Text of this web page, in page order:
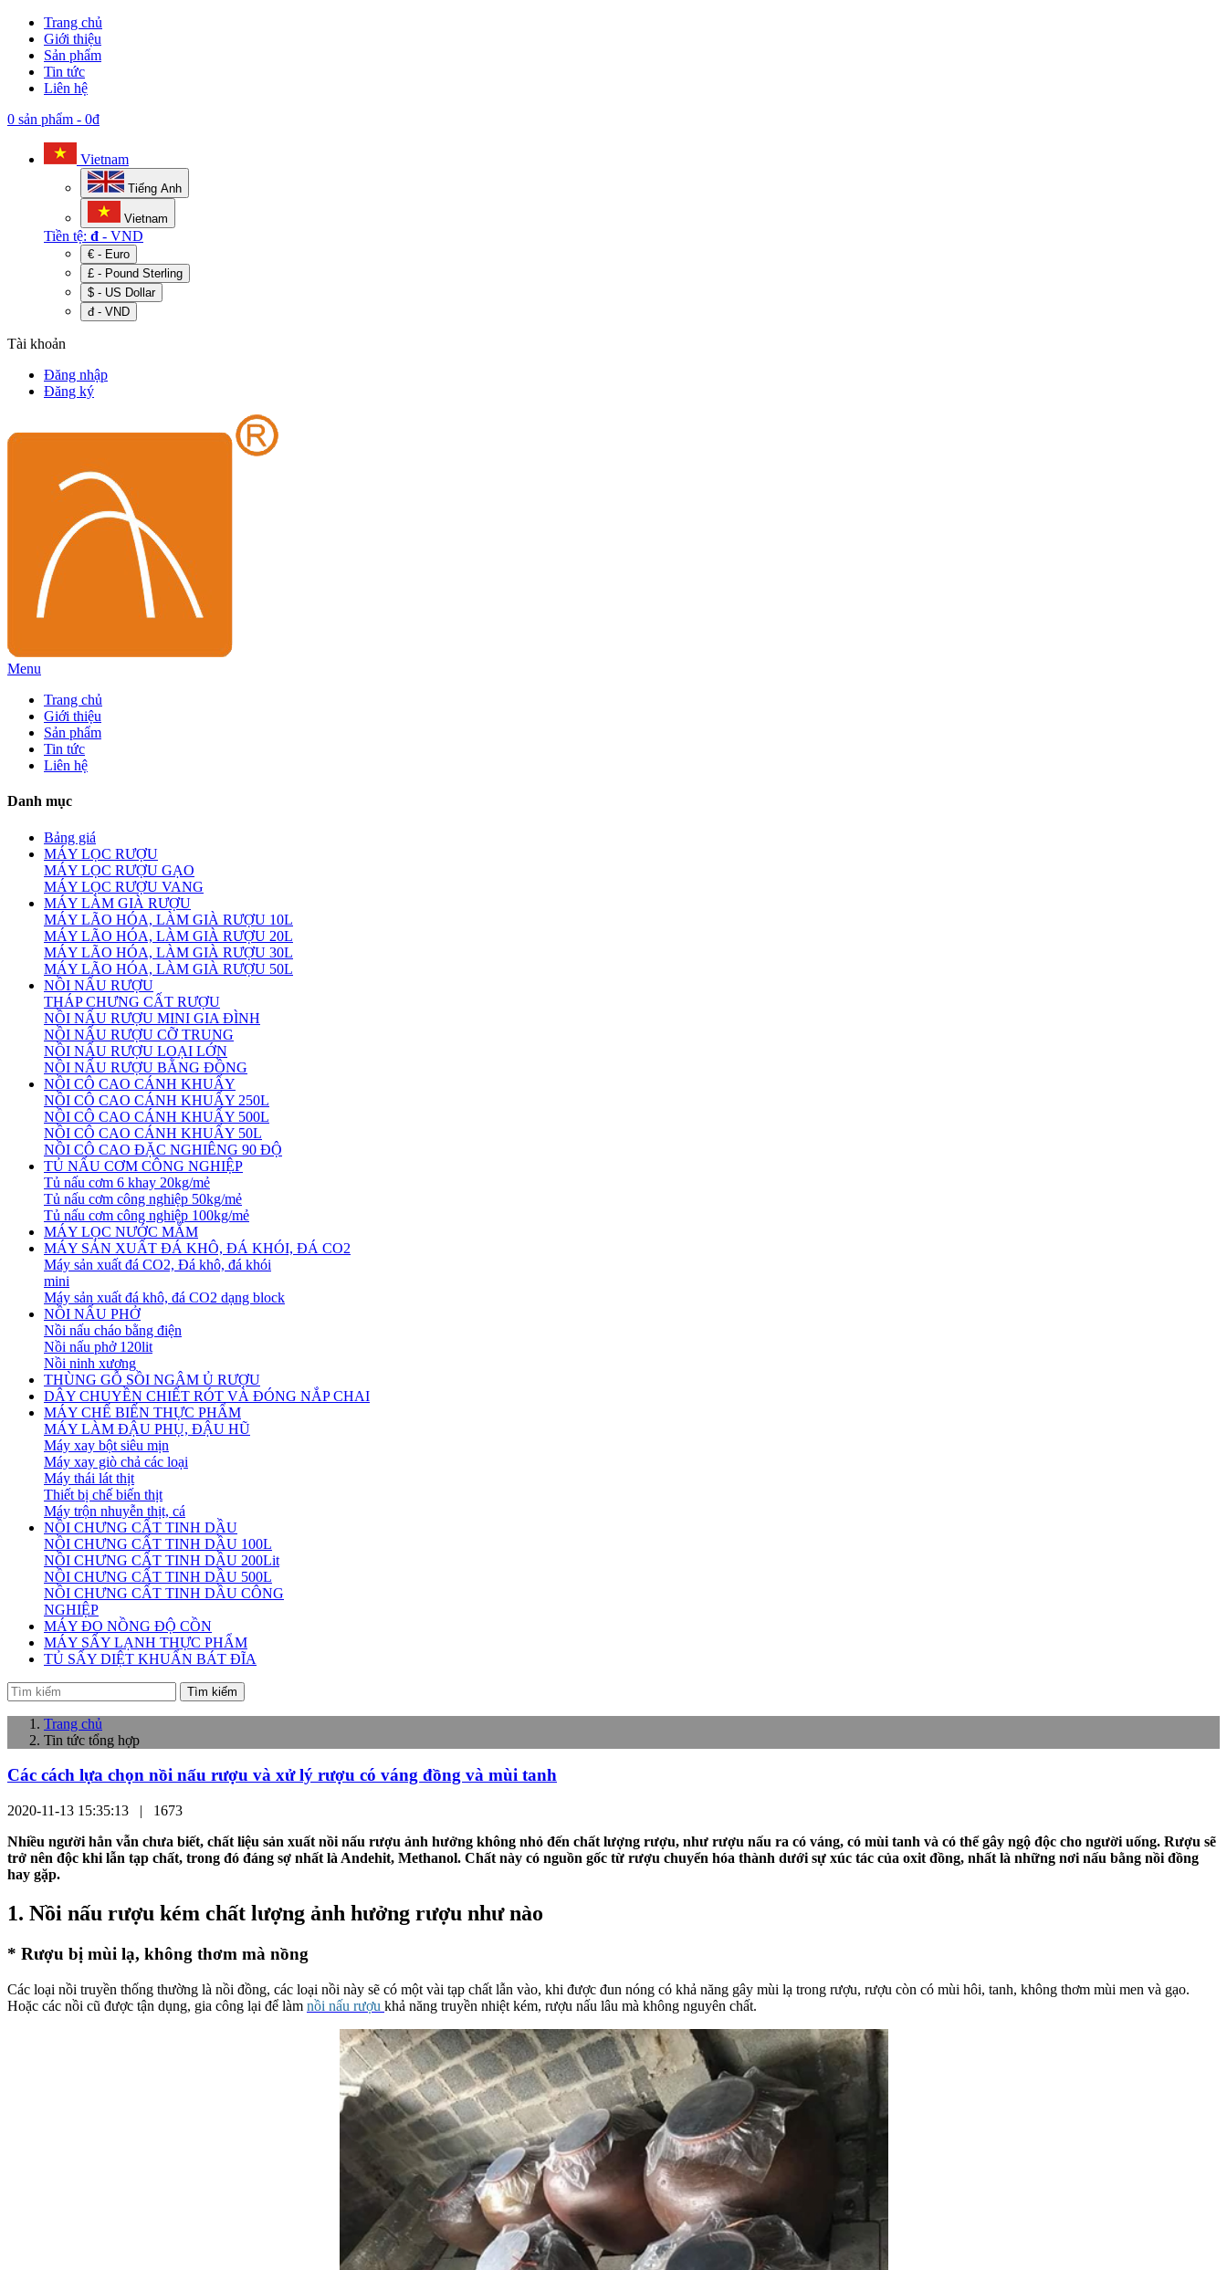
Trang chủ
Giới thiệu
Sản phẩm
Tin tức
Liên hệ
0 sản phẩm - 0đ
Vietnam
Tiếng Anh
Vietnam
Tiền tệ: đ - VND
€ - Euro
£ - Pound Sterling
$ - US Dollar
đ - VND
Tài khoản
Đăng nhập
Đăng ký
Menu
Trang chủ
Giới thiệu
Sản phẩm
Tin tức
Liên hệ
Danh mục
Bảng giá
MÁY LỌC RƯỢU
MÁY LỌC RƯỢU GẠO
MÁY LỌC RƯỢU VANG
MÁY LÀM GIÀ RƯỢU
MÁY LÃO HÓA, LÀM GIÀ RƯỢU 10L
MÁY LÃO HÓA, LÀM GIÀ RƯỢU 20L
MÁY LÃO HÓA, LÀM GIÀ RƯỢU 30L
MÁY LÃO HÓA, LÀM GIÀ RƯỢU 50L
NỒI NẤU RƯỢU
THÁP CHƯNG CẤT RƯỢU
NỒI NẤU RƯỢU MINI GIA ĐÌNH
NỒI NẤU RƯỢU CỠ TRUNG
NỒI NẤU RƯỢU LOẠI LỚN
NỒI NẤU RƯỢU BẰNG ĐỒNG
NỒI CÔ CAO CÁNH KHUẤY
NỒI CÔ CAO CÁNH KHUẤY 250L
NỒI CÔ CAO CÁNH KHUẤY 500L
NỒI CÔ CAO CÁNH KHUẤY 50L
NỒI CÔ CAO ĐẶC NGHIÊNG 90 ĐỘ
TỦ NẤU CƠM CÔNG NGHIỆP
Tủ nấu cơm 6 khay 20kg/mẻ
Tủ nấu cơm công nghiệp 50kg/mẻ
Tủ nấu cơm công nghiệp 100kg/mẻ
MÁY LỌC NƯỚC MẮM
MÁY SẢN XUẤT ĐÁ KHÔ, ĐÁ KHÓI, ĐÁ CO2
Máy sản xuất đá CO2, Đá khô, đá khói
mini
Máy sản xuất đá khô, đá CO2 dạng block
NỒI NẤU PHỞ
Nồi nấu cháo bằng điện
Nồi nấu phở 120lit
Nồi ninh xương
THÙNG GỖ SỒI NGÂM Ủ RƯỢU
DÂY CHUYỀN CHIẾT RÓT VÀ ĐÓNG NẮP CHAI
MÁY CHẾ BIẾN THỰC PHẨM
MÁY LÀM ĐẬU PHỤ, ĐẬU HŨ
Máy xay bột siêu mịn
Máy xay giò chả các loại
Máy thái lát thịt
Thiết bị chế biến thịt
Máy trộn nhuyễn thịt, cá
NỒI CHƯNG CẤT TINH DẦU
NỒI CHƯNG CẤT TINH DẦU 100L
NỒI CHƯNG CẤT TINH DẦU 200Lit
NỒI CHƯNG CẤT TINH DẦU 500L
NỒI CHƯNG CẤT TINH DẦU CÔNG
NGHIỆP
MÁY ĐO NỒNG ĐỘ CỒN
MÁY SẤY LẠNH THỰC PHẨM
TỦ SẤY DIỆT KHUẨN BÁT ĐĨA
Tìm kiếm
Trang chủ
Tin tức tổng hợp
Các cách lựa chọn nồi nấu rượu và xử lý rượu có váng đồng và mùi tanh
2020-11-13 15:35:13 | 1673
Nhiều người hẳn vẫn chưa biết, chất liệu sản xuất nồi nấu rượu ảnh hưởng không nhỏ đến chất lượng rượu, như rượu nấu ra có váng, có mùi tanh và có thể gây ngộ độc cho người uống. Rượu sẽ
trở nên độc khi lẫn tạp chất, trong đó đáng sợ nhất là Andehit, Methanol. Chất này có nguồn gốc từ rượu chuyển hóa thành dưới sự xúc tác của oxit đồng, nhất là những nơi nấu bằng nồi đồng
hay gặp.
1. Nồi nấu rượu kém chất lượng ảnh hưởng rượu như nào
* Rượu bị mùi lạ, không thơm mà nồng
Các loại nồi truyền thống thường là nồi đồng, các loại nồi này sẽ có một vài tạp chất lẫn vào, khi được đun nóng có khả năng gây mùi lạ trong rượu, rượu còn có mùi hôi, tanh, không thơm mùi men và gạo.
Hoặc các nồi cũ được tận dụng, gia công lại để làm nồi nấu rượu khả năng truyền nhiệt kém, rượu nấu lâu mà không nguyên chất.